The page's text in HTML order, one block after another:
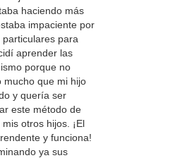
haciendo más
impaciente por
particulares para
aprender las
porque no
mucho que mi hijo
y quería ser
este método de
otros hijos. ¡El
y funciona!
ya sus